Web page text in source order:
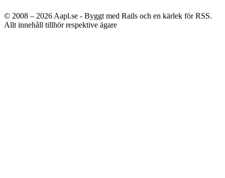
© 2008 – 2026 Aapl.se - Byggt med Rails och en kärlek för RSS.
Allt innehåll tillhör respektive ägare